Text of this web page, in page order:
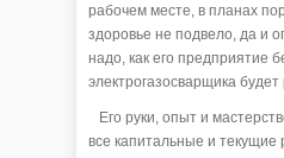
рабочем месте, в планах
здоровье не подвело, да и
надо, как его предприятие
электрогазосварщика
Его руки, опыт и
все капитальные и текущие